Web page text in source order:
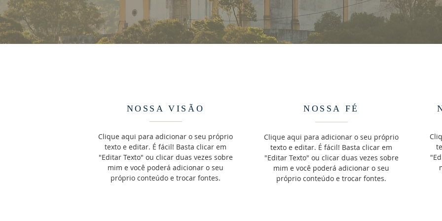
NOSSA VISÃO
Clique aqui para adicionar o seu próprio
texto e editar. É fácil! Basta clicar em
"Editar Texto" ou clicar duas vezes sobre
mim e você poderá adicionar o seu
próprio conteúdo e trocar fontes.
NOSSA FÉ
Clique aqui para adicionar o seu próprio
texto e editar. É fácil! Basta clicar em
"Editar Texto" ou clicar duas vezes sobre
mim e você poderá adicionar o seu
próprio conteúdo e trocar fontes.